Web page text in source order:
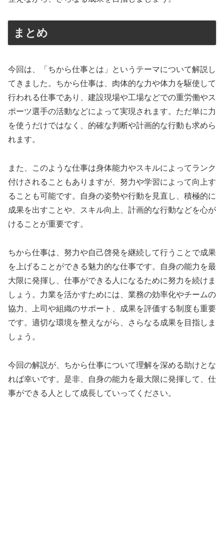
まとめ
今回は、「ちから仕事とは」というテーマについて解説し
てきました。ちから仕事は、肉体的な力や体力を駆使して
行われる仕事であり、建設現場や工場などでの重労働やス
ポーツ選手の活動などによって実現されます。ただ単に力
を使うだけではなく、的確な判断や計画的な行動も求めら
れます。
また、このような仕事は身体能力やスキルによってランク
付けされることもありますが、努力や学習によって向上す
ることも可能です。自身の姿勢や行動を見直し、積極的に
成果を出すことや、スキル向上、計画的な行動などを心が
けることが重要です。
ちから仕事は、努力や自己啓発を継続して行うことで成果
を上げることができる魅力的な仕事です。自身の能力を最
大限に発揮し、仕事ができる人になるために努力を続けま
しょう。力業を活かすためには、業務の効率化やチームの
協力、上司や組織のサポート、成果を評価する制度も重要
です。適切な環境を整えながら、さらなる成果を目指しま
しょう。
今回の解説が、ちから仕事について理解を深める助けとな
れば幸いです。是非、自身の能力を最大限に発揮して、仕
事ができる人として成長していってください。